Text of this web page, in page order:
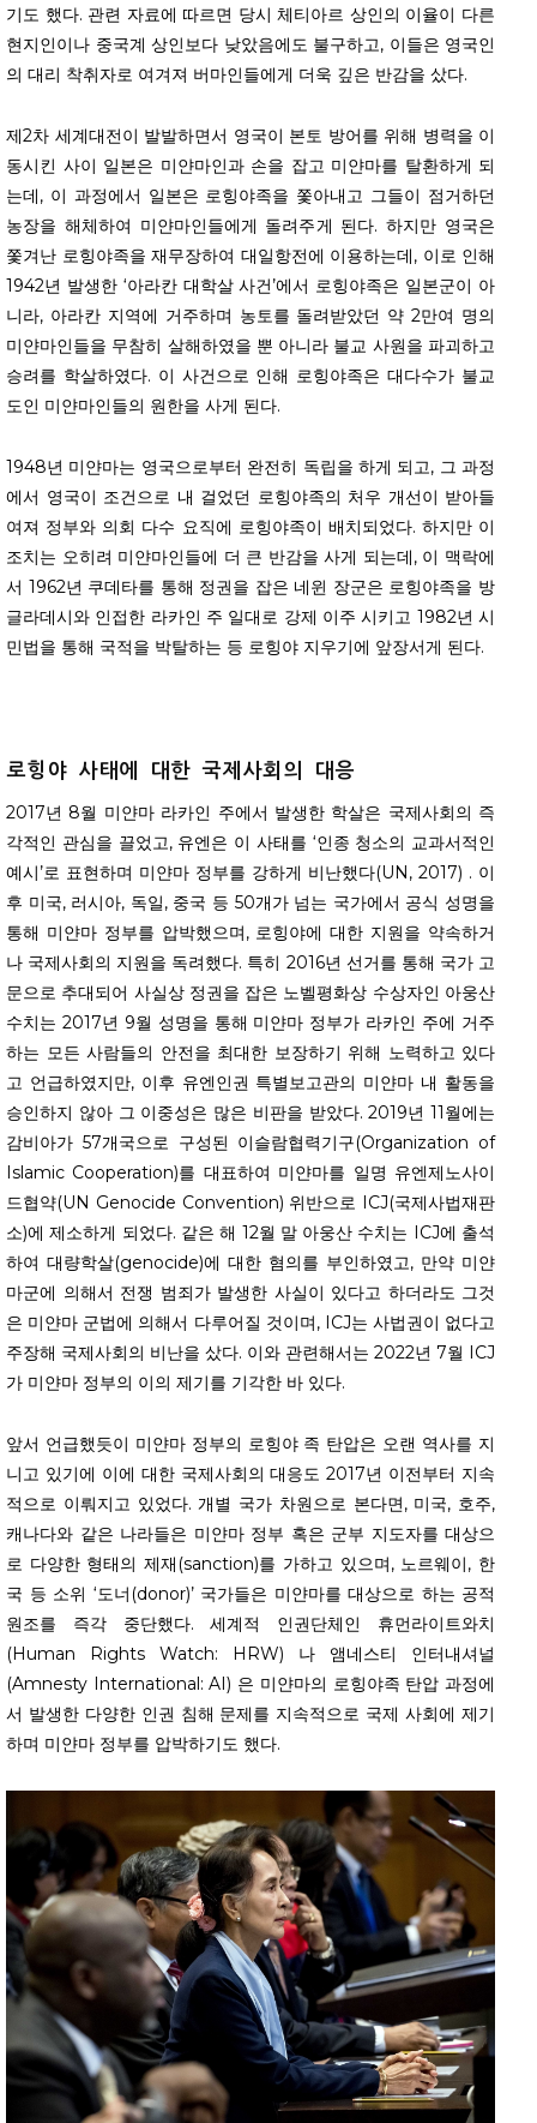
기도 했다. 관련 자료에 따르면 당시 체티아르 상인의 이율이 다른
현지인이나 중국계 상인보다 낮았음에도 불구하고, 이들은 영국인
의 대리 착취자로 여겨져 버마인들에게 더욱 깊은 반감을 샀다.
제2차 세계대전이 발발하면서 영국이 본토 방어를 위해 병력을 이
동시킨 사이 일본은 미얀마인과 손을 잡고 미얀마를 탈환하게 되
는데, 이 과정에서 일본은 로힝야족을 쫓아내고 그들이 점거하던
농장을 해체하여 미얀마인들에게 돌려주게 된다. 하지만 영국은
쫓겨난 로힝야족을 재무장하여 대일항전에 이용하는데, 이로 인해
1942년 발생한 ‘아라칸 대학살 사건’에서 로힝야족은 일본군이 아
니라, 아라칸 지역에 거주하며 농토를 돌려받았던 약 2만여 명의
미얀마인들을 무참히 살해하였을 뿐 아니라 불교 사원을 파괴하고
승려를 학살하였다. 이 사건으로 인해 로힝야족은 대다수가 불교
도인 미얀마인들의 원한을 사게 된다.
1948년 미얀마는 영국으로부터 완전히 독립을 하게 되고, 그 과정
에서 영국이 조건으로 내 걸었던 로힝야족의 처우 개선이 받아들
여져 정부와 의회 다수 요직에 로힝야족이 배치되었다. 하지만 이
조치는 오히려 미얀마인들에 더 큰 반감을 사게 되는데, 이 맥락에
서 1962년 쿠데타를 통해 정권을 잡은 네윈 장군은 로힝야족을 방
글라데시와 인접한 라카인 주 일대로 강제 이주 시키고 1982년 시
민법을 통해 국적을 박탈하는 등 로힝야 지우기에 앞장서게 된다.
로힝야 사태에 대한 국제사회의 대응
2017년 8월 미얀마 라카인 주에서 발생한 학살은 국제사회의 즉
각적인 관심을 끌었고, 유엔은 이 사태를 ‘인종 청소의 교과서적인
예시’로 표현하며 미얀마 정부를 강하게 비난했다(UN, 2017) . 이
후 미국, 러시아, 독일, 중국 등 50개가 넘는 국가에서 공식 성명을
통해 미얀마 정부를 압박했으며, 로힝야에 대한 지원을 약속하거
나 국제사회의 지원을 독려했다. 특히 2016년 선거를 통해 국가 고
문으로 추대되어 사실상 정권을 잡은 노벨평화상 수상자인 아웅산
수치는 2017년 9월 성명을 통해 미얀마 정부가 라카인 주에 거주
하는 모든 사람들의 안전을 최대한 보장하기 위해 노력하고 있다
고 언급하였지만, 이후 유엔인권 특별보고관의 미얀마 내 활동을
승인하지 않아 그 이중성은 많은 비판을 받았다. 2019년 11월에는
감비아가 57개국으로 구성된 이슬람협력기구(Organization of
Islamic Cooperation)를 대표하여 미얀마를 일명 유엔제노사이
드협약(UN Genocide Convention) 위반으로 ICJ(국제사법재판
소)에 제소하게 되었다. 같은 해 12월 말 아웅산 수치는 ICJ에 출석
하여 대량학살(genocide)에 대한 혐의를 부인하였고, 만약 미얀
마군에 의해서 전쟁 범죄가 발생한 사실이 있다고 하더라도 그것
은 미얀마 군법에 의해서 다루어질 것이며, ICJ는 사법권이 없다고
주장해 국제사회의 비난을 샀다. 이와 관련해서는 2022년 7월 ICJ
가 미얀마 정부의 이의 제기를 기각한 바 있다.
앞서 언급했듯이 미얀마 정부의 로힝야 족 탄압은 오랜 역사를 지
니고 있기에 이에 대한 국제사회의 대응도 2017년 이전부터 지속
적으로 이뤄지고 있었다. 개별 국가 차원으로 본다면, 미국, 호주,
캐나다와 같은 나라들은 미얀마 정부 혹은 군부 지도자를 대상으
로 다양한 형태의 제재(sanction)를 가하고 있으며, 노르웨이, 한
국 등 소위 ‘도너(donor)’ 국가들은 미얀마를 대상으로 하는 공적
원조를 즉각 중단했다. 세계적 인권단체인 휴먼라이트와치
(Human Rights Watch: HRW) 나 앰네스티 인터내셔널
(Amnesty International: AI) 은 미얀마의 로힝야족 탄압 과정에
서 발생한 다양한 인권 침해 문제를 지속적으로 국제 사회에 제기
하며 미얀마 정부를 압박하기도 했다.